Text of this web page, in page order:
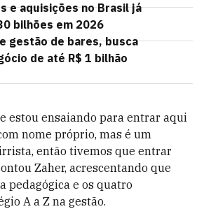
e aquisições no Brasil já
bilhões em 2026
gestão de bares, busca
de até R$ 1 bilhão
estou ensaiando para entrar aqui
nome próprio, mas é um
então tivemos que entrar
Zaher, acrescentando que
pedagógica e os quatro
A a Z na gestão.